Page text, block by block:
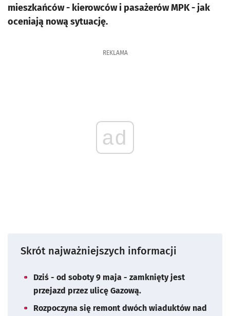
mieszkańców - kierowców i pasażerów MPK - jak
oceniają nową sytuację.
REKLAMA
ad
Skrót najważniejszych informacji
Dziś - od soboty 9 maja - zamknięty jest
przejazd przez ulicę Gazową.
Rozpoczyna się remont dwóch wiaduktów nad